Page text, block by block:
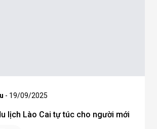
- 19/09/2025
lịch Lào Cai tự túc cho người mới